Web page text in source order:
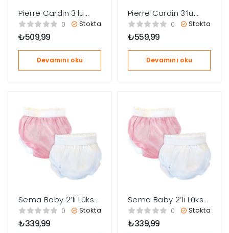
Pierre Cardin 3’lü
Alıştırma Külodu 10-
15kg – Mavi
0 Stokta
₺509,99
Devamını oku
Pierre Cardin 3’lü
Alıştırma Külodu 10-
15kg – Beyaz
0 Stokta
₺559,99
Devamını oku
Sema Baby 2’li Lüks
Alıştırma Külodu 16-
22 kg –
Beyaz/Pembe
0 Stokta
₺339,99
Sema Baby 2’li Lüks
Alıştırma Külodu 10-
15 kg –
Beyaz/Pembe
0 Stokta
₺339,99